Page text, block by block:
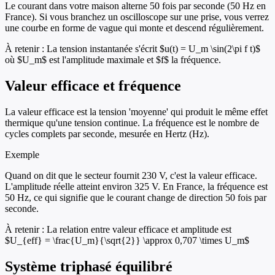
Le courant dans votre maison alterne 50 fois par seconde (50 Hz en
France). Si vous branchez un oscilloscope sur une prise, vous verrez
une courbe en forme de vague qui monte et descend régulièrement.
À retenir : La tension instantanée s'écrit $u(t) = U_m \sin(2\pi f t)$
où $U_m$ est l'amplitude maximale et $f$ la fréquence.
Valeur efficace et fréquence
La valeur efficace est la tension 'moyenne' qui produit le même effet
thermique qu'une tension continue. La fréquence est le nombre de
cycles complets par seconde, mesurée en Hertz (Hz).
Exemple
Quand on dit que le secteur fournit 230 V, c'est la valeur efficace.
L'amplitude réelle atteint environ 325 V. En France, la fréquence est
50 Hz, ce qui signifie que le courant change de direction 50 fois par
seconde.
À retenir : La relation entre valeur efficace et amplitude est
$U_{eff} = \frac{U_m}{\sqrt{2}} \approx 0,707 \times U_m$
Système triphasé équilibré